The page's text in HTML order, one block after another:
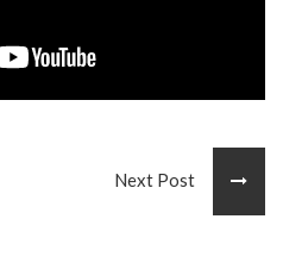
Next Post